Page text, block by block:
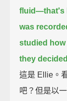
fluid—that's
was
studied how
they
這是 Ellie。
吧？但是以